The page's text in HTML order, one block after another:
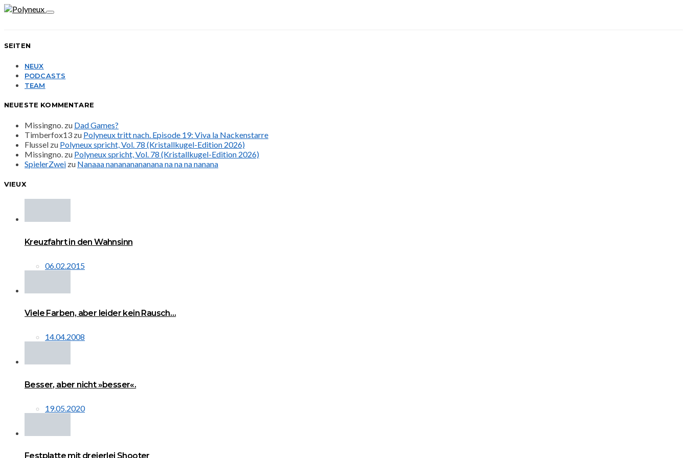
SEITEN
NEUX
PODCASTS
TEAM
NEUESTE KOMMENTARE
Missingno. zu Dad Games?
Timberfox13 zu Polyneux tritt nach. Episode 19: Viva la Nackenstarre
Flussel zu Polyneux spricht, Vol. 78 (Kristallkugel-Edition 2026)
Missingno. zu Polyneux spricht, Vol. 78 (Kristallkugel-Edition 2026)
SpielerZwei zu Nanaaa nanananananana na na na nanana
VIEUX
Kreuzfahrt in den Wahnsinn
06.02.2015
Viele Farben, aber leider kein Rausch…
14.04.2008
Besser, aber nicht »besser«.
19.05.2020
Festplatte mit dreierlei Shooter